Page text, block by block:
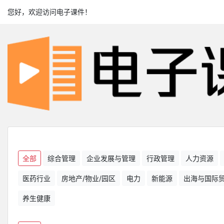
您好，欢迎访问电子课件！
全部 综合管理 企业发展与管理 行政管理 人力资源
医药行业 房地产/物业/园区 电力 新能源 出海与国际
养生健康